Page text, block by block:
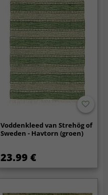
Voddenkleed van Strehög of
Sweden - Havtorn (groen)
23.99 €